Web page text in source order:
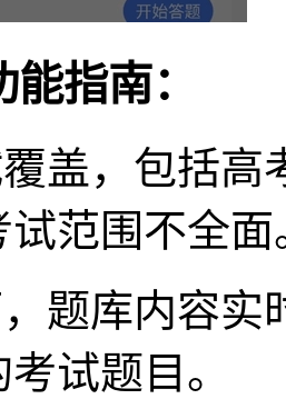
能指南：
盖，包括
试范围不全面
题库内容
试题目。